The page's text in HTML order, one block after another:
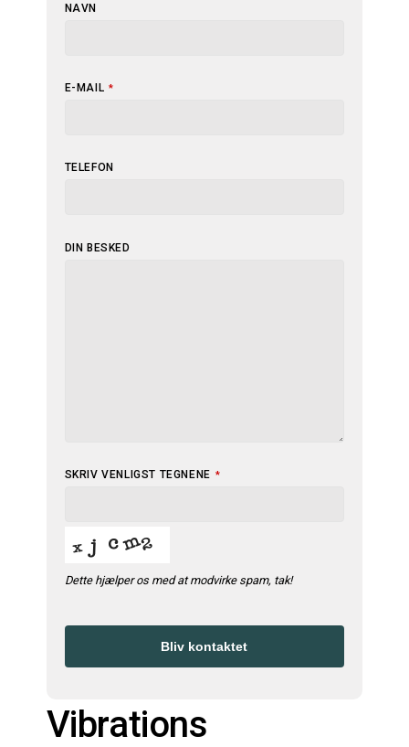
NAVN
E-MAIL *
TELEFON
DIN BESKED
SKRIV VENLIGST TEGNENE *
Dette hjælper os med at modvirke spam, tak!
Bliv kontaktet
Vibrations